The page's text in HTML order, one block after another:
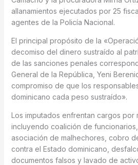
allanamientos ejecutados por 25
agentes de la Policía Nacional.
El principal propósito de la
decomiso del dinero sustraído al
de las sanciones penales
General de la República, Yeni
compromiso de que los
dominicano cada peso sustraído».
Los imputados enfrentan cargos por
incluyendo coalición de
asociación de malhechores, cobro
contra el Estado dominicano,
documentos falsos y lavado de